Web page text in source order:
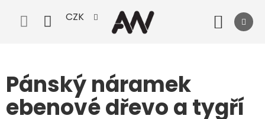
obsah
CZK
Pánský náramek
ebenové dřevo a tygří